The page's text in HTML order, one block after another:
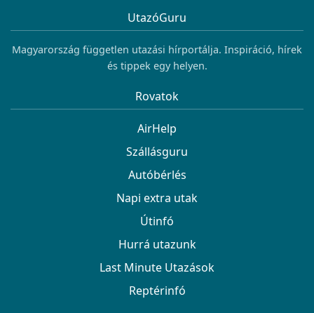
UtazóGuru
Magyarország független utazási hírportálja. Inspiráció, hírek
és tippek egy helyen.
Rovatok
AirHelp
Szállásguru
Autóbérlés
Napi extra utak
Útinfó
Hurrá utazunk
Last Minute Utazások
Reptérinfó